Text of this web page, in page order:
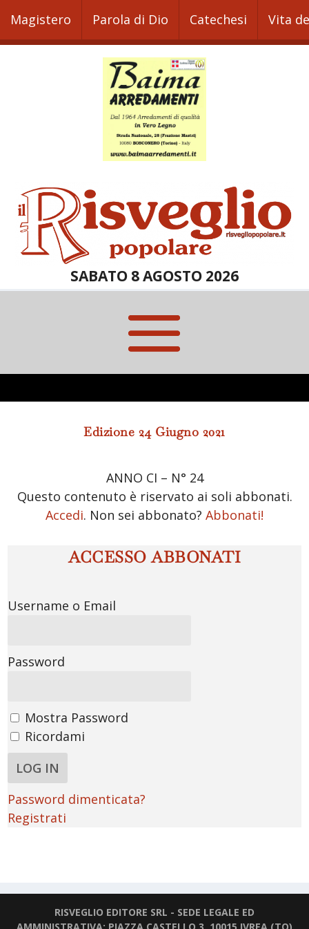
Magistero Parola di Dio Catechesi Vita
SABATO 8 AGOSTO 2026
Edizione 24 Giugno 2021
ANNO CI – N° 24
Questo contenuto è riservato ai soli abbonati.
Accedi. Non sei abbonato? Abbonati!
ACCESSO ABBONATI
Username o Email
Password
Mostra Password
Ricordami
Password dimenticata?
Registrati
RISVEGLIO EDITORE SRL - SEDE LEGALE ED